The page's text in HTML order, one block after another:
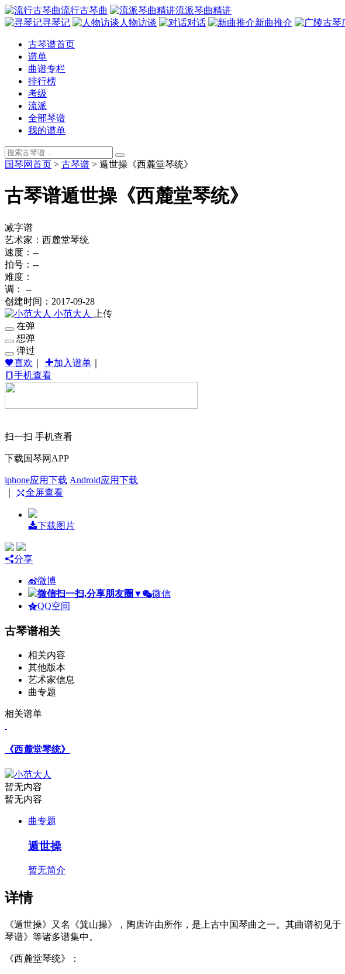
流行古琴曲
流派琴曲精讲
寻琴记
人物访谈 对话 新曲推介
古琴谱首页
谱单
曲谱专栏
排行榜
考级
流派
全部琴谱
我的谱单
国琴网首页 > 古琴谱 > 遁世操《西麓堂琴统》
古琴谱遁世操《西麓堂琴统》
减字谱
艺术家：西麓堂琴统
速度：--
拍号：--
难度：
调： --
创建时间：2017-09-28
小范大人
上传
在弹
想弹
弹过
喜欢
加入谱单
手机查看
扫一扫 手机查看
下载国琴网APP
iphone应用下载 Android应用下载
全屏查看
下载图片
分享
微博
微信扫一扫,分享朋友圈 ▼
微信
QQ空间
古琴谱相关
相关内容
其他版本
艺术家信息
曲专题
相关谱单
《西麓堂琴统》
小范大人
暂无内容
暂无内容
曲专题
遁世操
暂无简介
详情
《遁世操》又名《箕山操》，陶唐许由所作，是上古中国琴曲之一。其曲谱初见
琴谱》等诸多谱集中。
《西麓堂琴统》：